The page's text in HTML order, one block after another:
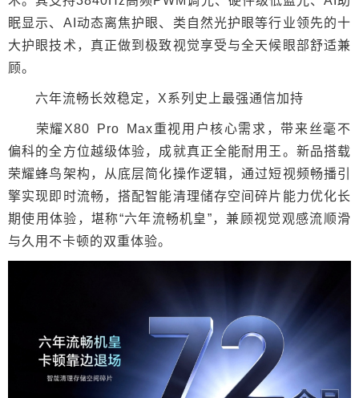
眠显示、AI动态离焦护眼、类自然光护眼等行业领先的十
大护眼技术，真正做到极致视觉享受与全天候眼部舒适兼
顾。
六年流畅长效稳定，X系列史上最强通信加持
荣耀X80 Pro Max重视用户核心需求，带来丝毫不
偏科的全方位越级体验，成就真正全能耐用王。新品搭载
荣耀蜂鸟架构，从底层简化操作逻辑，通过短视频畅播引
擎实现即时流畅，搭配智能清理储存空间碎片能力优化长
期使用体验，堪称“六年流畅机皇”，兼顾视觉观感流顺滑
与久用不卡顿的双重体验。